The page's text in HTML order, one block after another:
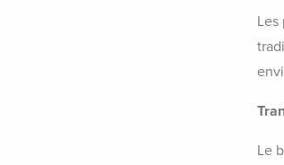
Les
Le